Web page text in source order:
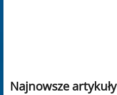
Najnowsze artykuły